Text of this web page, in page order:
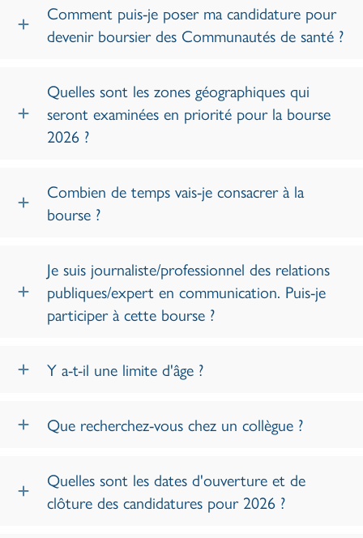
Comment puis-je poser ma candidature pour
devenir boursier des Communautés de santé ?
Quelles sont les zones géographiques qui
seront examinées en priorité pour la bourse
2026 ?
Combien de temps vais-je consacrer à la
bourse ?
Je suis journaliste/professionnel des relations
publiques/expert en communication. Puis-je
participer à cette bourse ?
Y a-t-il une limite d'âge ?
Que recherchez-vous chez un collègue ?
Quelles sont les dates d'ouverture et de
clôture des candidatures pour 2026 ?